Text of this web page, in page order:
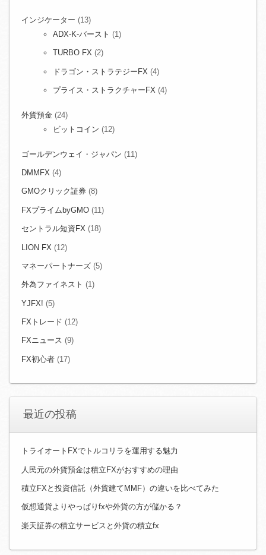
インジケーター (13)
ADX-K-バースト (1)
TURBO FX (2)
ドラゴン・ストラテジーFX (4)
プライス・ストラクチャーFX (4)
外貨預金 (24)
ビットコイン (12)
ゴールデンウェイ・ジャパン (11)
DMMFX (4)
GMOクリック証券 (8)
FXプライムbyGMO (11)
セントラル短資FX (18)
LION FX (12)
マネーパートナーズ (5)
外為ファイネスト (1)
YJFX! (5)
FXトレード (12)
FXニュース (9)
FX初心者 (17)
最近の投稿
トライオートFXでトルコリラを運用する魅力
人民元の外貨預金は積立FXがおすすめの理由
積立FXと投資信託（外貨建てMMF）の違いを比べてみた
仮想通貨よりやっぱりfxや外貨の方が儲かる？
楽天証券の積立サービスと外貨の積立fx